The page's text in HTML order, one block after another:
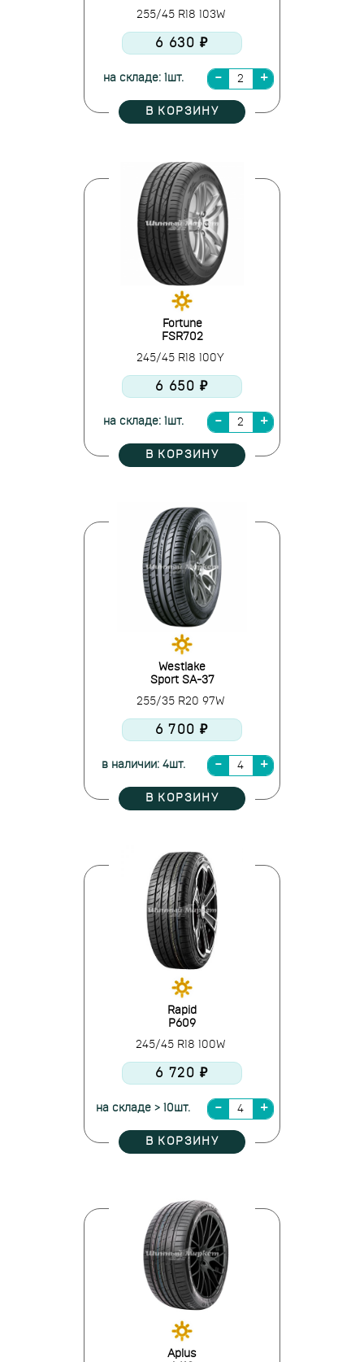
255/45 R18 103W
6 630 ₽
на складе: 1шт.
В КОРЗИНУ
Fortune
FSR702
245/45 R18 100Y
6 650 ₽
на складе: 1шт.
В КОРЗИНУ
Westlake
Sport SA-37
255/35 R20 97W
6 700 ₽
в наличии: 4шт.
В КОРЗИНУ
Rapid
P609
245/45 R18 100W
6 720 ₽
на складе > 10шт.
В КОРЗИНУ
Aplus